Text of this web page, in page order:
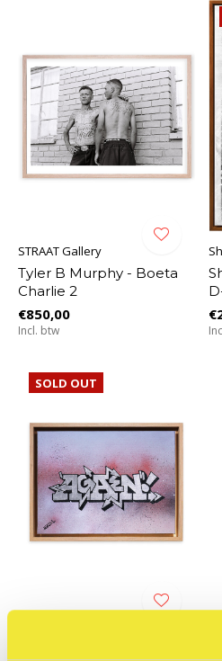
STRAAT Gallery
Tyler B Murphy - Boeta
Charlie 2
€850,00
Incl. btw
SOLD OUT